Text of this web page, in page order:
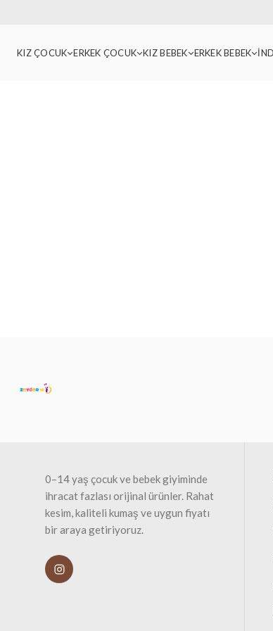
KIZ ÇOCUK ERKEK ÇOCUK KIZ BEBEK ERKEK BEBEK
0–14 yaş çocuk ve bebek giyiminde
ihracat fazlası orijinal ürünler. Rahat
kesim, kaliteli kumaş ve uygun fiyatı
bir araya getiriyoruz.